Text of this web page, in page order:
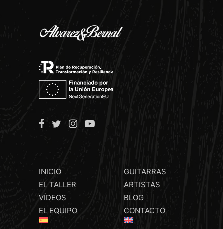
INICIO
GUITARRAS
EL TALLER
ARTISTAS
VÍDEOS
BLOG
EL EQUIPO
CONTACTO